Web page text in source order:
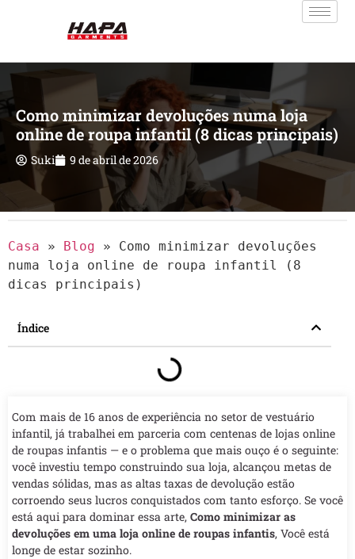
Como minimizar devoluções numa loja
online de roupa infantil (8 dicas principais)
Suki 9 de abril de 2026
Casa » Blog » Como minimizar devoluções
numa loja online de roupa infantil (8
dicas principais)
Índice
Com mais de 16 anos de experiência no setor de vestuário
infantil, já trabalhei em parceria com centenas de lojas online
de roupas infantis — e o problema que mais ouço é o seguinte:
você investiu tempo construindo sua loja, alcançou metas de
vendas sólidas, mas as altas taxas de devolução estão
corroendo seus lucros conquistados com tanto esforço. Se você
está aqui para dominar essa arte, Como minimizar as
devoluções em uma loja online de roupas infantis, Você está
longe de estar sozinho.